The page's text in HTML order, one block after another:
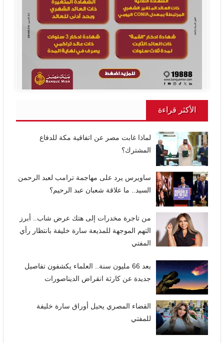
الأكثر قراءة
لماذا غابت مصر عن اتفاقية مكة للدفاع
المشترك؟
ساويرس يرد على مهاجمة ترامب لعبد الرحمن
السيد.. ما علاقة شعبان عبد الرحيم؟
من تاجرة مخدرات إلى هتك عرض شاب.. أبرز
التهم الموجهة للمذيعة سارة خليفة بانتظار رأي
المفتي
بعد 66 مليون سنة.. العلماء يكشفون تفاصيل
جديدة عن كارثة انقراض الديناصورات
القضاء المصري يحيل أوراق سارة خليفة
للمفتي